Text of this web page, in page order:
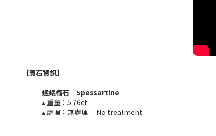
【寶石資訊】
錳鋁榴石 ｜ Spessartine
▴ 重量：5.76ct
▴ 處理：無處理｜ No treatment​​